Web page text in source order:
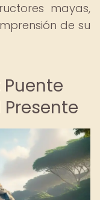
mayas,
de su
Presente